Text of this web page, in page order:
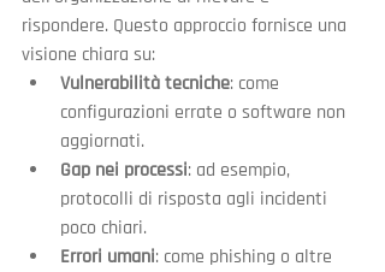
rispondere. Questo approccio fornisce una
visione chiara su:
Vulnerabilità tecniche: come
configurazioni errate o software non
aggiornati.
Gap nei processi: ad esempio,
protocolli di risposta agli incidenti
poco chiari.
Errori umani: come phishing o altre